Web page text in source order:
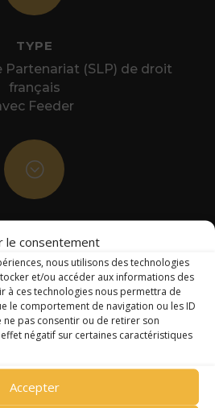
le consentement
nous utilisons des technologies
et/ou accéder aux informations des
à ces technologies nous permettra de
le comportement de navigation ou les ID
ne pas consentir ou de retirer son
négatif sur certaines caractéristiques
Accepter
TYPE
Partenariat (SLP) de droit
français
Feeder
;
;
possibles de 2 fois un an